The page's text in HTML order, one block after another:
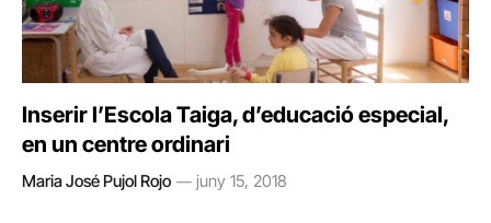
Inserir l’Escola Taiga, d’educació especial,
en un centre ordinari
Maria José Pujol Rojo juny 15, 2018